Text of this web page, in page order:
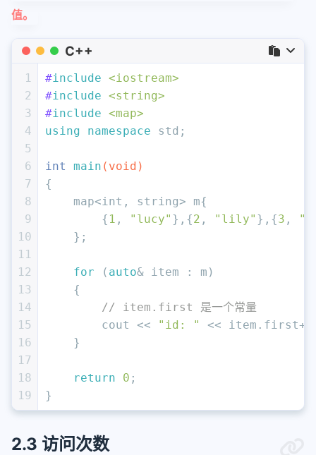
值。
C++
1
2
3
4
5
6
7
8
9
10
11
12
13
14
15
16
17
18
19
#include <iostream>
#include <string>
#include <map>
using
namespace std;
int main ( void )
{
    map<
int , string> m{
        {
1 , "lucy" },{2 , "lily" },{3 ,
    };
for ( auto& item : m)
    {
// item.first 是一个常量
        cout <<
"id: "
<<
    }
return 0 ;
}
2.3 访问次数